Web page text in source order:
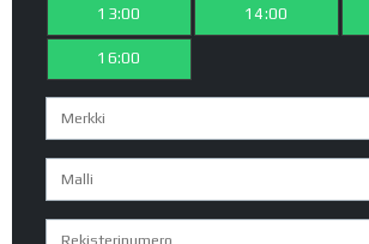
13:00 14:00
16:00